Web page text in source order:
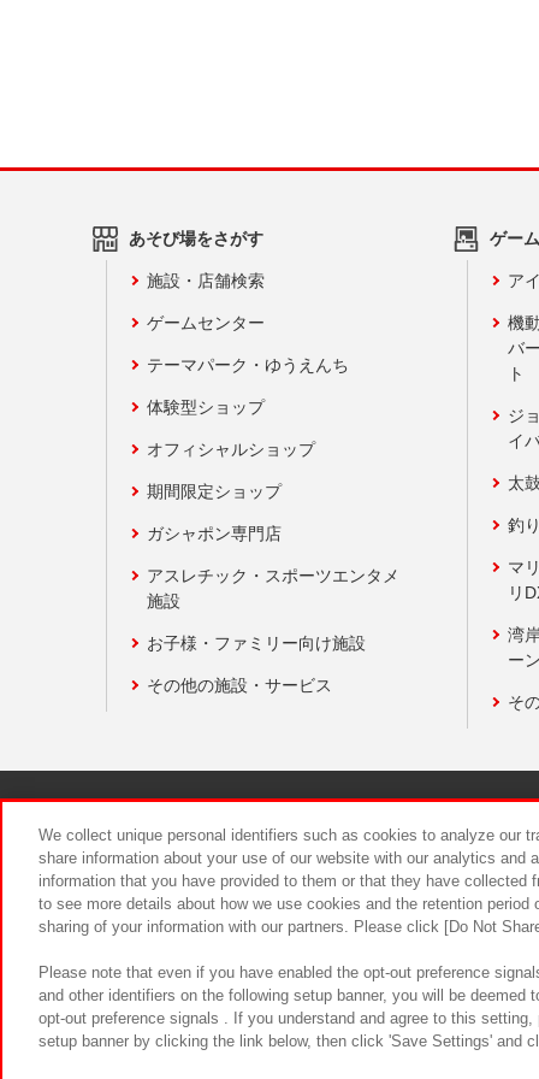
あそび場をさがす
施設・店舗検索
ゲームセンター
テーマパーク・ゆうえんち
体験型ショップ
オフィシャルショップ
期間限定ショップ
ガシャポン専門店
アスレチック・スポーツエンタメ
施設
お子様・ファミリー向け施設
その他の施設・サービス
ゲー
ア
機
バ
ト
ジ
イ
太
釣
マ
リ
湾
ー
そ
食品のご
We collect unique personal identifiers such as cookies to analyze our
share information about your use of our website with our analytics and
information that you have provided to them or that they have
to see more details about how we use cookies and the retention
sharing of your information with our partners. Please click [Do Not
Please note that even if you have enabled the opt-out preference
and other identifiers on the following setup banner, you will be
opt-out preference signals . If you understand and agree to this
setup banner by clicking the link below, then click 'Save Settings' and